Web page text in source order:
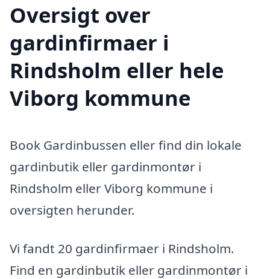
Oversigt over
gardinfirmaer i
Rindsholm eller hele
Viborg kommune
Book Gardinbussen eller find din lokale
gardinbutik eller gardinmontør i
Rindsholm eller Viborg kommune i
oversigten herunder.
Vi fandt 20 gardinfirmaer i Rindsholm.
Find en gardinbutik eller gardinmontør i